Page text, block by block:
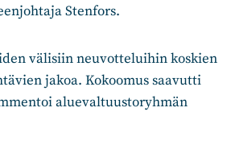
Stenfors.
välisiin neuvotteluihin koskien
jakoa. Kokoomus saavutti
aluevaltuustoryhmän